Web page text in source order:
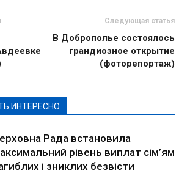
Следующая статья
В Доброполье состоялось
грандиозное открытие
(фоторепортаж)
ИНТЕРЕСНО
Рада встановила
рівень виплат сім’ям
і зниклих безвісти